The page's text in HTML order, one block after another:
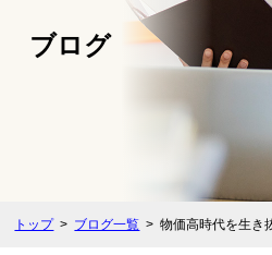
ブログ
トップ ブログ一覧 物価高時代を生き